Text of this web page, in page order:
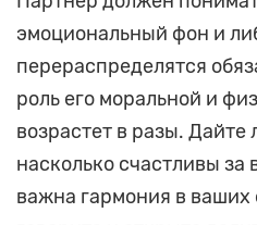
эмоциональный фон и
перераспределятся
роль его моральной и
возрастет в разы.
насколько счастливы за
важна гармония в